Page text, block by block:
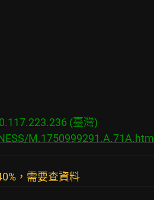
(臺灣)
M.1750999291.A.71A.html
，需要查資料